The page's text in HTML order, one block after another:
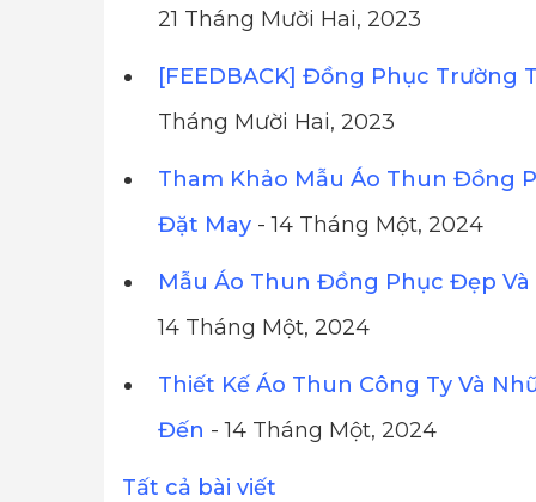
21 Tháng Mười Hai, 2023
[FEEDBACK] Đồng Phục Trường
Tháng Mười Hai, 2023
Tham Khảo Mẫu Áo Thun Đồng
Đặt May - 14 Tháng Một, 2024
Mẫu Áo Thun Đồng Phục Đẹp
14 Tháng Một, 2024
Thiết Kế Áo Thun Công Ty Và
Đến - 14 Tháng Một, 2024
Tất cả bài viết